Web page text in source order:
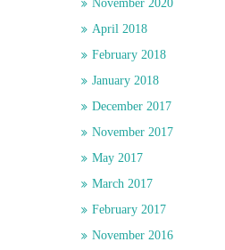
November 2020
April 2018
February 2018
January 2018
December 2017
November 2017
May 2017
March 2017
February 2017
November 2016